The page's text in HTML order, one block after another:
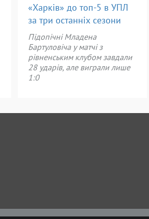
«Харків» до топ-5 в УПЛ
за три останніх сезони
Підопічні Младена
Бартуловіча у матчі з
рівненським клубом завдали
28 ударів, але виграли лише
1:0